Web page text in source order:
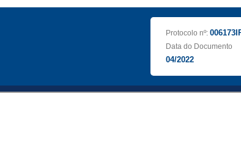
Protocolo nº:
Data do Documento
04/2022